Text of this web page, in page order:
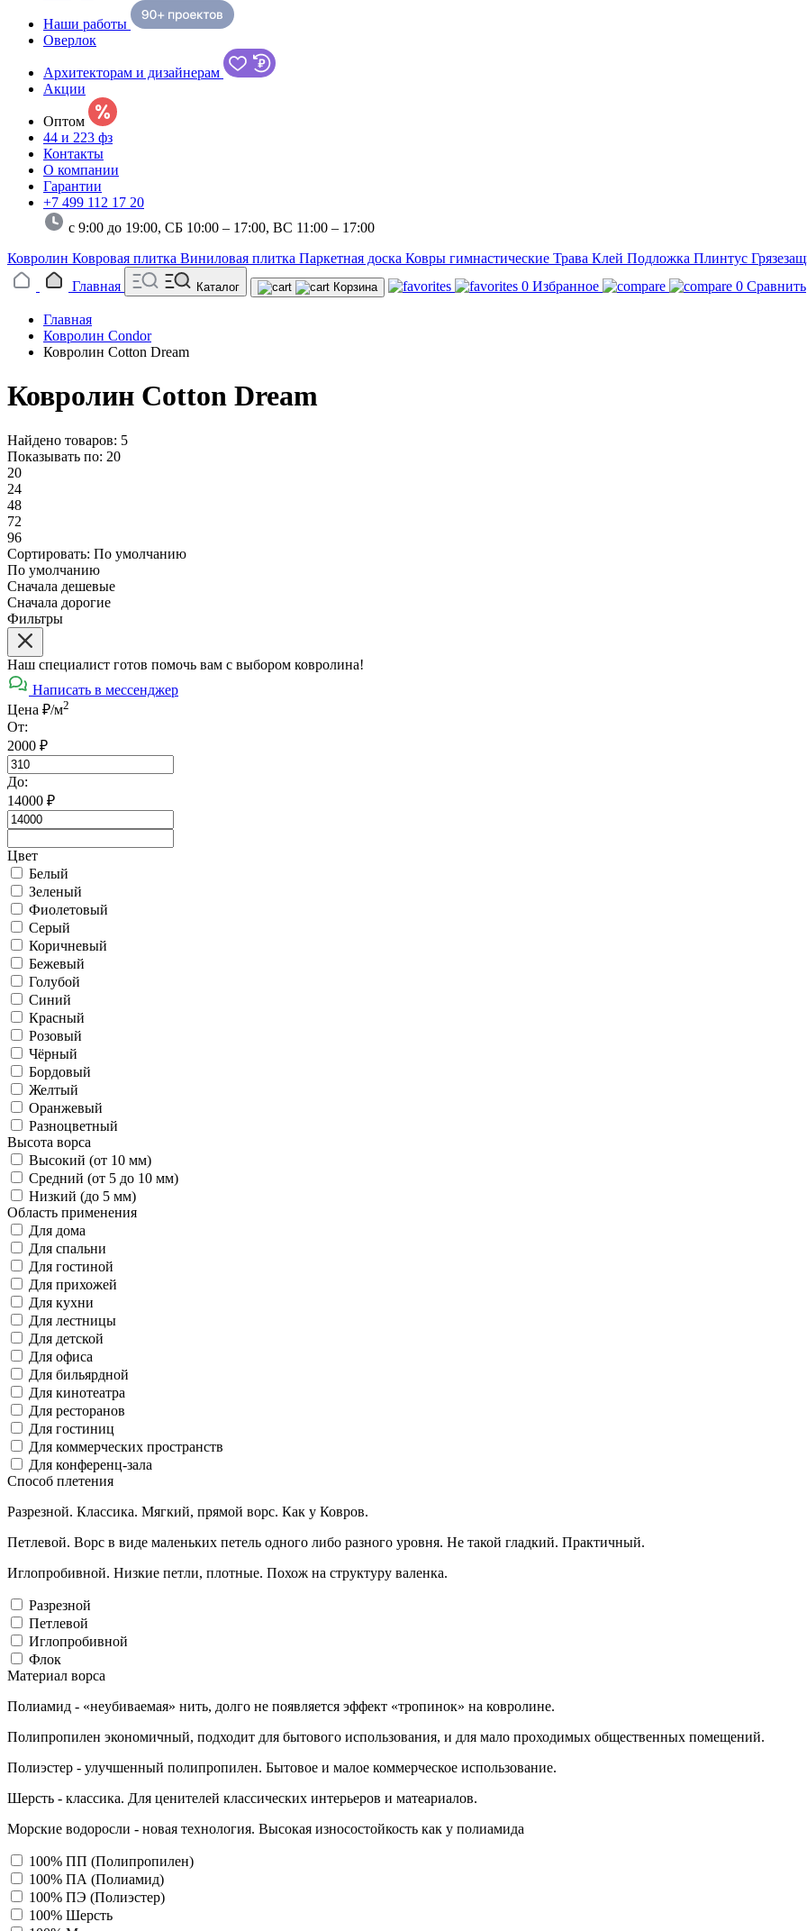
Наши работы
Оверлок
Архитекторам и дизайнерам
Акции
Оптом
44 и 223 фз
Контакты
О компании
Гарантии
+7 499 112 17 20
с 9:00 до 19:00, СБ 10:00 – 17:00, ВС 11:00 – 17:00
Ковролин Ковровая плитка Виниловая плитка Паркетная доска Ковры гимнастические Трава Клей Подложка Плинтус
Главная
Каталог Корзина 0 Избранное 0 Сравнить
Главная
Ковролин Condor
Ковролин Cotton Dream
Ковролин Cotton Dream
Найдено товаров: 5
Показывать по: 20
20
24
48
72
96
Сортировать: По умолчанию
По умолчанию
Сначала дешевые
Сначала дорогие
Фильтры
Наш специалист готов помочь вам с выбором ковролина!
Написать в мессенджер
Цена ₽/м2
От:
2000 ₽
До:
14000 ₽
Цвет
Белый
Зеленый
Фиолетовый
Серый
Коричневый
Бежевый
Голубой
Синий
Красный
Розовый
Чёрный
Бордовый
Желтый
Оранжевый
Разноцветный
Высота ворса
Высокий (от 10 мм)
Средний (от 5 до 10 мм)
Низкий (до 5 мм)
Область применения
Для дома
Для спальни
Для гостиной
Для прихожей
Для кухни
Для лестницы
Для детской
Для офиса
Для бильярдной
Для кинотеатра
Для ресторанов
Для гостиниц
Для коммерческих пространств
Для конференц-зала
Способ плетения
Разрезной. Классика. Мягкий, прямой ворс. Как у Ковров.
Петлевой. Ворс в виде маленьких петель одного либо разного уровня. Не такой гладкий. Практичный.
Иглопробивной. Низкие петли, плотные. Похож на структуру валенка.
Разрезной
Петлевой
Иглопробивной
Флок
Материал ворса
Полиамид - «неубиваемая» нить, долго не появляется эффект «тропинок» на ковролине.
Полипропилен экономичный, подходит для бытового использования, и для мало проходимых общественных помещений.
Полиэстер - улучшенный полипропилен. Бытовое и малое коммерческое использование.
Шерсть - классика. Для ценителей классических интерьеров и матеариалов.
Морские водоросли - новая технология. Высокая износостойкость как у полиамида
100% ПП (Полипропилен)
100% ПА (Полиамид)
100% ПЭ (Полиэстер)
100% Шерсть